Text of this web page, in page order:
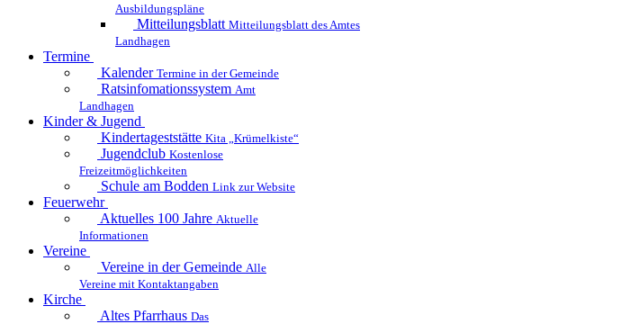
Ausbildungspläne
Mitteilungsblatt Mitteilungsblatt des Amtes
Landhagen
Termine
Kalender Termine in der Gemeinde
Ratsinfomationssystem Amt
Landhagen
Kinder & Jugend
Kindertageststätte Kita „Krümelkiste“
Jugendclub Kostenlose
Freizeitmöglichkeiten
Schule am Bodden Link zur Website
Feuerwehr
Aktuelles 100 Jahre Aktuelle
Informationen
Vereine
Vereine in der Gemeinde Alle
Vereine mit Kontaktangaben
Kirche
Altes Pfarrhaus Das